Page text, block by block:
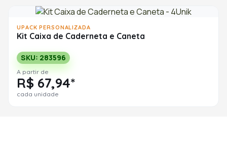
UPACK PERSONALIZADA
Kit Caixa de Caderneta e Caneta
SKU: 283596
A partir de
R$ 67,94*
cada unidade